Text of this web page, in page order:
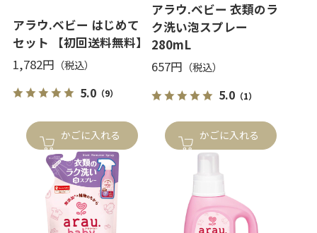
アラウ.ベビー はじめて
セット 【初回送料無料】
1,782円
5.0（9）
かごに入れる
アラウ.ベビー 衣類のラ
ク洗い泡スプレー
280mL
657円
5.0（1）
かごに入れる